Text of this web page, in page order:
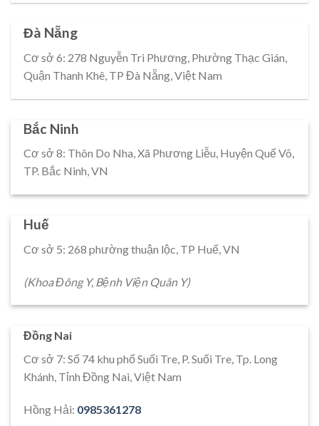
Đà Nẵng
Cơ sở 6: 278 Nguyễn Tri Phương, Phường Thạc Gián,
Quận Thanh Khê, TP Đà Nẵng, Việt Nam
Bắc Ninh
Cơ sở 8: Thôn Do Nha, Xã Phương Liễu, Huyện Quế Võ,
TP. Bắc Ninh, VN
Huế
Cơ sở 5: 268 phường thuận lộc, TP Huế, VN
(Khoa Đông Y, Bệnh Viện Quân Y)
Đồng Nai
Cơ sở 7: Số 74 khu phố Suối Tre, P. Suối Tre, Tp. Long
Khánh, Tỉnh Đồng Nai, Việt Nam
Hồng Hải: 0985361278